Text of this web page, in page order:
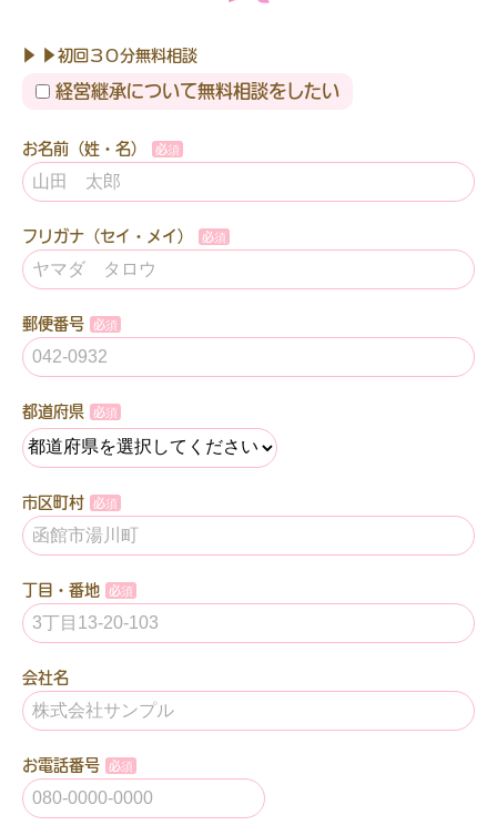
▶ ▶初回３０分無料相談
経営継承について無料相談をしたい
お名前（姓・名）
フリガナ（セイ・メイ）
郵便番号
都道府県
市区町村
丁目・番地
会社名
お電話番号